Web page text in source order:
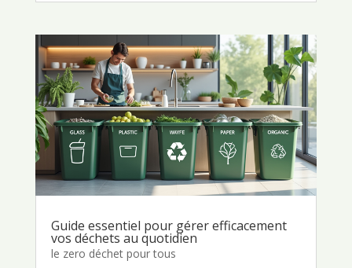
Guide essentiel pour gérer efficacement
vos déchets au quotidien
le zero déchet pour tous